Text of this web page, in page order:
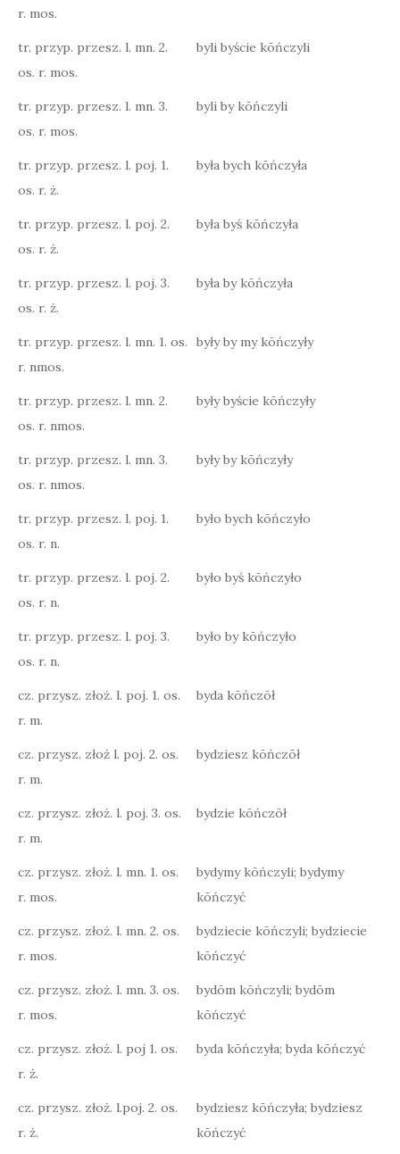
r. mos.
tr. przyp. przesz. l. mn. 2.
os. r. mos.
byli byście kōńczyli
tr. przyp. przesz. l. mn. 3.
os. r. mos.
byli by kōńczyli
tr. przyp. przesz. l. poj. 1.
os. r. ż.
była bych kōńczyła
tr. przyp. przesz. l. poj. 2.
os. r. ż.
była byś kōńczyła
tr. przyp. przesz. l. poj. 3.
os. r. ż.
była by kōńczyła
tr. przyp. przesz. l. mn. 1. os.
r. nmos.
były by my kōńczyły
tr. przyp. przesz. l. mn. 2.
os. r. nmos.
były byście kōńczyły
tr. przyp. przesz. l. mn. 3.
os. r. nmos.
były by kōńczyły
tr. przyp. przesz. l. poj. 1.
os. r. n.
było bych kōńczyło
tr. przyp. przesz. l. poj. 2.
os. r. n.
było byś kōńczyło
tr. przyp. przesz. l. poj. 3.
os. r. n.
było by kōńczyło
cz. przysz. złoż. l. poj. 1. os.
r. m.
byda kōńczōł
cz. przysz. złoż l. poj. 2. os.
r. m.
bydziesz kōńczōł
cz. przysz. złoż. l. poj. 3. os.
r. m.
bydzie kōńczōł
cz. przysz. złoż. l. mn. 1. os.
r. mos.
bydymy kōńczyli; bydymy
kōńczyć
cz. przysz. złoż. l. mn. 2. os.
r. mos.
bydziecie kōńczyli; bydziecie
kōńczyć
cz. przysz. złoż. l. mn. 3. os.
r. mos.
bydōm kōńczyli; bydōm
kōńczyć
cz. przysz. złoż. l. poj 1. os.
r. ż.
byda kōńczyła; byda kōńczyć
cz. przysz. złoż. l.poj. 2. os.
r. ż.
bydziesz kōńczyła; bydziesz
kōńczyć